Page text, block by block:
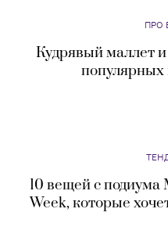
ПРО
Кудрявый маллет
популярных
10 вещей с подиума
Week, которые